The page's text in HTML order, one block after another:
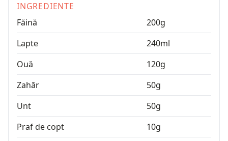
INGREDIENTE
Făină
200g
Lapte
240ml
Ouă
120g
Zahăr
50g
Unt
50g
Praf de copt
10g